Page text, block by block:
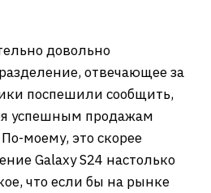
довольно
отвечающее за
поспешили сообщить,
успешным продажам
моему, это скорее
Galaxy S24 настолько
что если бы на рынке